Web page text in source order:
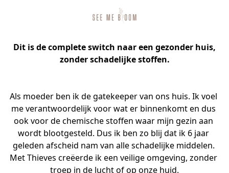
Dit is de complete switch naar een gezonder huis,
zonder schadelijke stoffen.
Als moeder ben ik de gatekeeper van ons huis. Ik voel
me verantwoordelijk voor wat er binnenkomt en dus
ook voor de chemische stoffen waar mijn gezin aan
wordt blootgesteld. Dus ik ben zo blij dat ik 6 jaar
geleden afscheid nam van alle schadelijke middelen.
Met Thieves creëerde ik een veilige omgeving, zonder
troep in de lucht of op onze huid.